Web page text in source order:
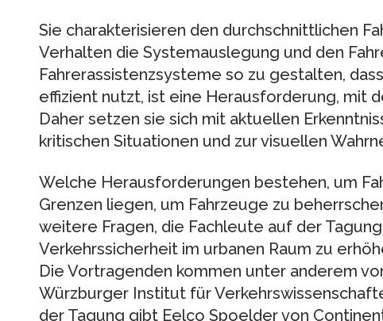
Sie charakterisieren den durchschnittlichen
Verhalten die Systemauslegung und den
Fahrerassistenzsysteme so zu gestalten,
effizient nutzt, ist eine Herausforderung, mit
Daher setzen sie sich mit aktuellen
kritischen Situationen und zur visuellen
Welche Herausforderungen bestehen, um
Grenzen liegen, um Fahrzeuge zu
weitere Fragen, die Fachleute auf der
Verkehrssicherheit im urbanen Raum zu
Die Vortragenden kommen unter anderem
Würzburger Institut für
der Tagung gibt Eelco Spoelder von